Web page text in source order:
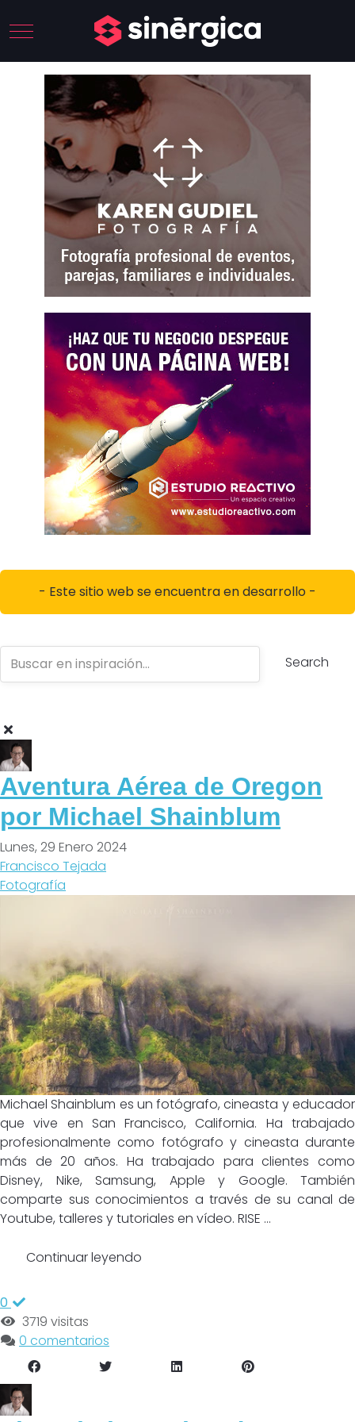
Mobile Menu Toggle
- Este sitio web se encuentra en desarrollo -
Search
Aventura Aérea de Oregon
por Michael Shainblum
Lunes, 29 Enero 2024
Francisco Tejada
Fotografía
Michael Shainblum es un fotógrafo, cineasta y educador
que vive en San Francisco, California. Ha trabajado
profesionalmente como fotógrafo y cineasta durante
más de 20 años. Ha trabajado para clientes como
Disney, Nike, Samsung, Apple y Google. También
comparte sus conocimientos a través de su canal de
Youtube, talleres y tutoriales en vídeo. RISE ...
Continuar leyendo
0
3719 visitas
0 comentarios